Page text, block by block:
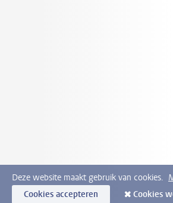
Deze website maakt gebruik van cookies.
Cookies accepteren
Cookies